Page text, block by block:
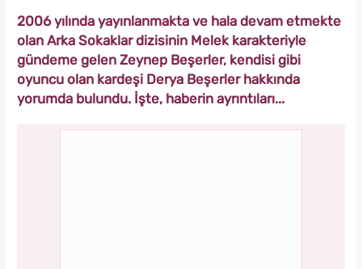
2006 yılında yayınlanmakta ve hala devam etmekte
olan Arka Sokaklar dizisinin Melek karakteriyle
gündeme gelen Zeynep Beşerler, kendisi gibi
oyuncu olan kardeşi Derya Beşerler hakkında
yorumda bulundu. İşte, haberin ayrıntıları...